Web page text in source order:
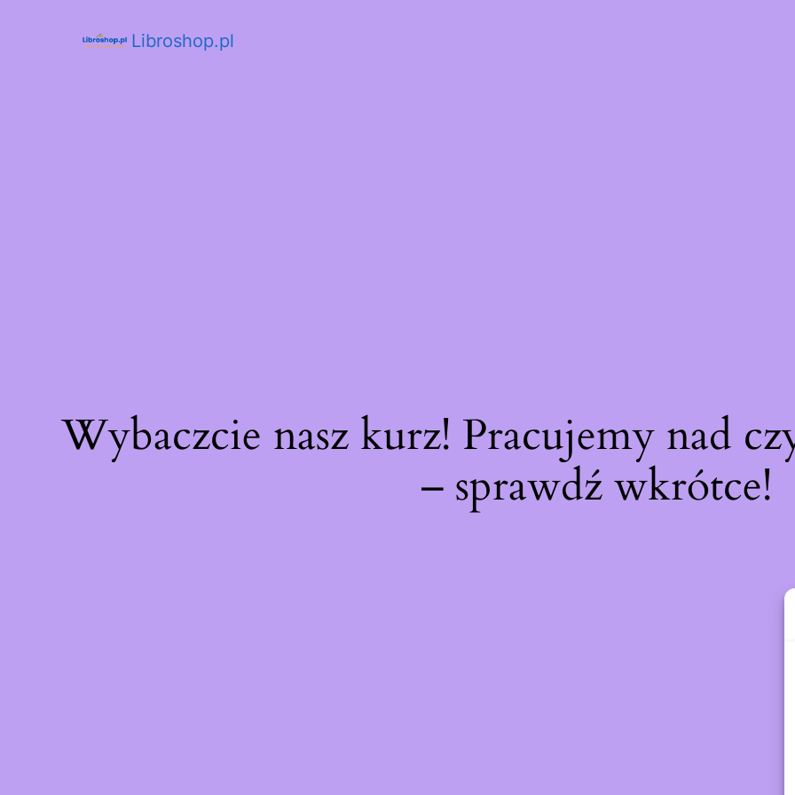
Libroshop.pl
Wybaczcie nasz kurz! Pracujemy nad
– sprawdź wkrótce!